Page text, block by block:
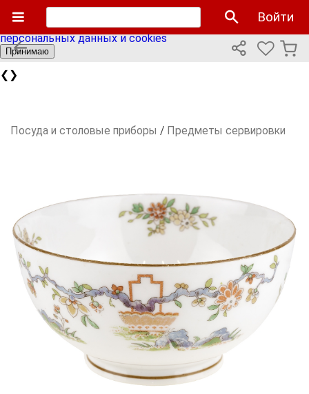
Мы используем cookies файлы для улучшения работы
сайта и персонализации. Продолжая пользоваться сайтом
вы соглашаетесь с нашейполитикой использования
персональных данных и cookies
Принимаю
❮ ❯
Войти
Посуда и столовые приборы / Предметы сервировки